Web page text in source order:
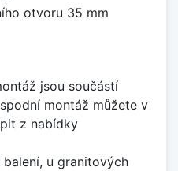
otvoru 35 mm
jsou součástí
montáž můžete v
z nabídky
balení, u granitových